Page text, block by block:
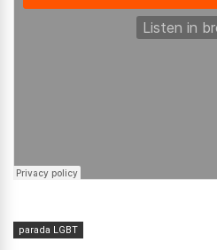
parada LGBT